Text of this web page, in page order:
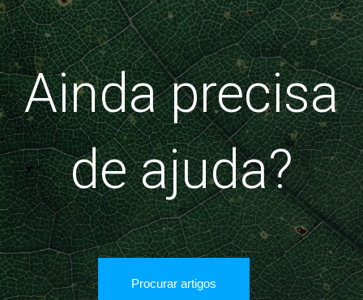
Ainda precisa
de ajuda?
Procurar artigos